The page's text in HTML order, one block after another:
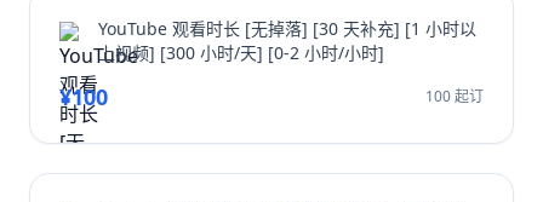
YouTube 观看时长 [无掉落] [30 天补充] [1 小时以
上视频] [300 小时/天] [0-2 小时/小时]
¥100 100 起订